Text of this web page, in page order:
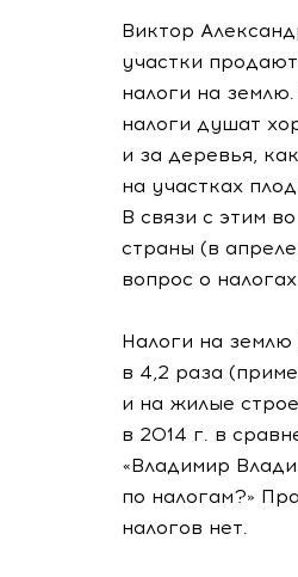
Виктор
участки
налоги на
налоги душат
и за деревья,
на участках
В связи с этим
страны (в
вопрос о
Налоги на
в 4,2 раза
и на жилые
в 2014 г. в
«Владимир
по налогам?»
налогов нет.